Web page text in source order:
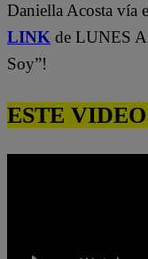
Daniella Acosta vía
LINK de LUNES A
Soy”!
ESTE